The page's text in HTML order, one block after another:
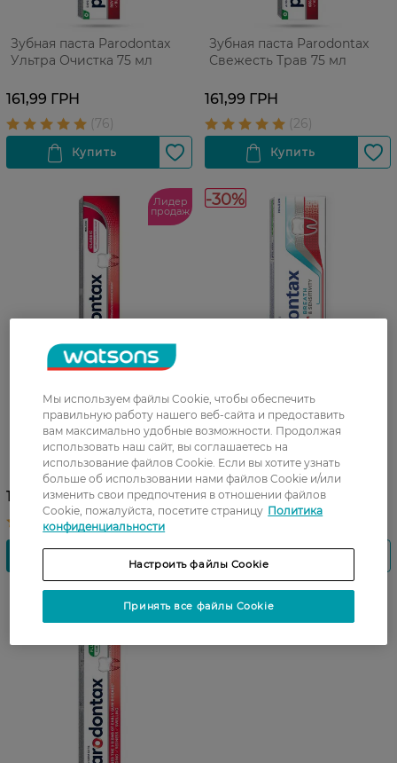
Зубная паста Parodontax
Ультра Очистка 75 мл
161,99 ГРН
Зубная паста Parodontax
Свежесть Трав 75 ​​мл
161,99 ГРН
Лидер
продаж
Зубная паста Parodontax
Классический уход 75 мл
161,99 ГРН
-30%
27 07 - 23 08
Зубна паста Parodontax
Gum+Breath & Sensitivity 75
мл
230,99 ГРН
161,49 ГРН
Мы используем файлы Cookie, чтобы обеспечить
правильную работу нашего веб-сайта и предоставить
вам максимально удобные возможности. Продолжая
использовать наш сайт, вы соглашаетесь на
использование файлов Cookie. Если вы хотите узнать
больше об использовании нами файлов Cookie и/или
изменить свои предпочтения в отношении файлов
Cookie, пожалуйста, посетите страницу Политика
конфиденциальности
Настроить файлы Cookie
Принять все файлы Cookie